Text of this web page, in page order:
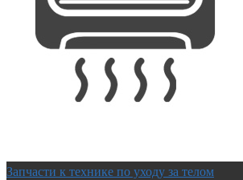
Запчасти к технике по уходу за телом